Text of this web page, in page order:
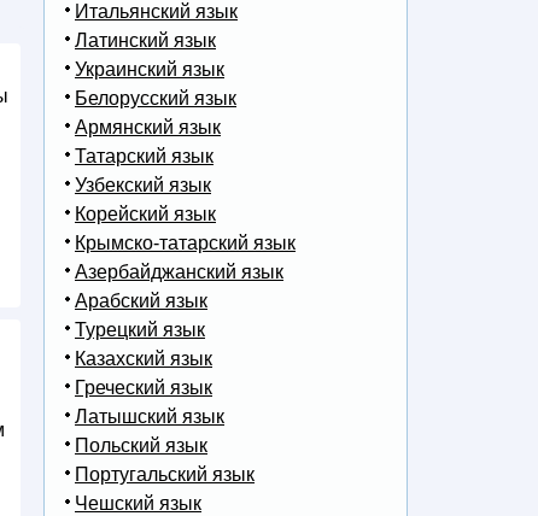
Итальянский язык
Латинский язык
Украинский язык
Белорусский язык
Армянский язык
Татарский язык
Узбекский язык
Корейский язык
Крымско-татарский язык
Азербайджанский язык
Арабский язык
Турецкий язык
Казахский язык
Греческий язык
Латышский язык
Польский язык
Португальский язык
Чешский язык